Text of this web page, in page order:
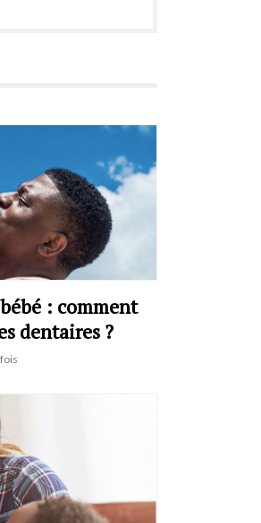
: comment
dentaires ?